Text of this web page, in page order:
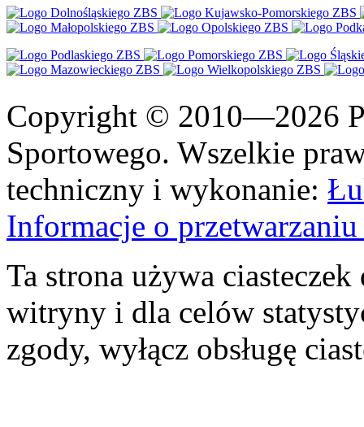
Copyright © 2010—2026
Sportowego. Wszelkie
techniczny i wykonanie:
Informacje o
Ta strona używa
witryny i dla celów
zgody, wyłącz obsługę